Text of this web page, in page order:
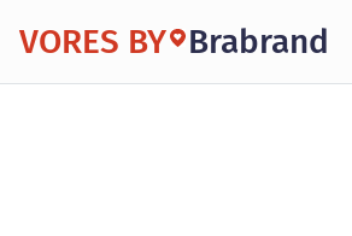
VORES BY Brabrand